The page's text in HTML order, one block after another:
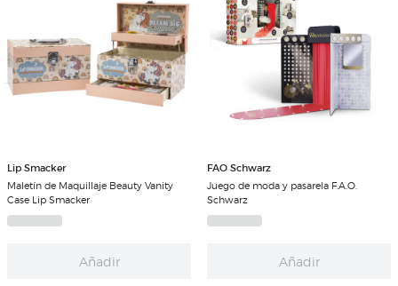
Lip Smacker
Maletín de Maquillaje Beauty Vanity
Case Lip Smacker
Añadir
FAO Schwarz
Juego de moda y pasarela F.A.O.
Schwarz
Añadir